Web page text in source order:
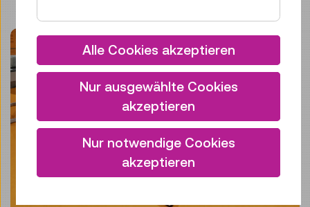
Alle Cookies akzeptieren
Nur ausgewählte Cookies
akzeptieren
Nur notwendige Cookies
akzeptieren